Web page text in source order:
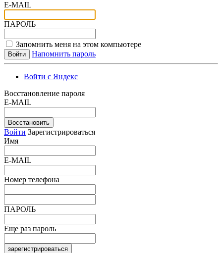
E-MAIL
ПАРОЛЬ
Запомнить меня на этом компьютере
Напомнить пароль
Войти с Яндекс
Восстановление пароля
E-MAIL
Восстановить
Войти Зарегистрироваться
Имя
E-MAIL
Номер телефона
ПАРОЛЬ
Еще раз пароль
зарегистрироваться